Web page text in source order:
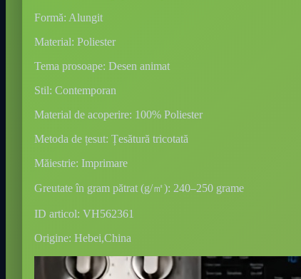
Formă: Alungit
Material: Poliester
Tema prosoape: Desen animat
Stil: Contemporan
Material de acoperire: 100% Poliester
Metoda de țesut: Țesătură tricotată
Măiestrie: Imprimare
Greutate în gram pătrat (g/㎡): 240–250 grame
ID articol: VH562361
Origine: Hebei,China